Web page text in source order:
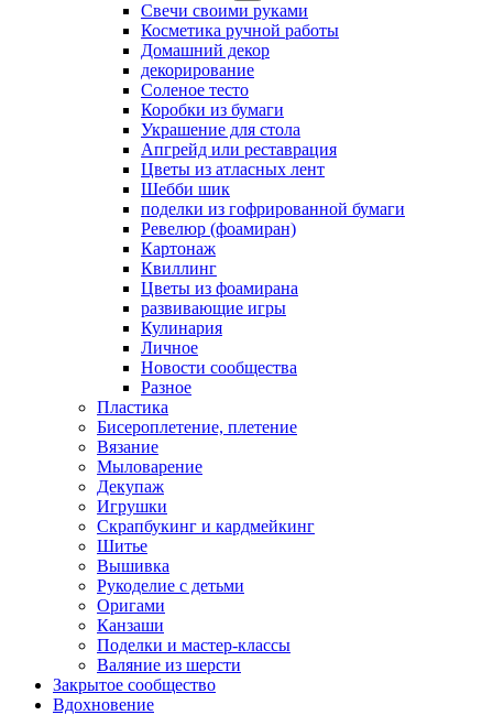
Свечи своими руками
Косметика ручной работы
Домашний декор
декорирование
Соленое тесто
Коробки из бумаги
Украшение для стола
Апгрейд или реставрация
Цветы из атласных лент
Шебби шик
поделки из гофрированной бумаги
Ревелюр (фоамиран)
Картонаж
Квиллинг
Цветы из фоамирана
развивающие игры
Кулинария
Личное
Новости сообщества
Разное
Пластика
Бисероплетение, плетение
Вязание
Мыловарение
Декупаж
Игрушки
Скрапбукинг и кардмейкинг
Шитье
Вышивка
Рукоделие с детьми
Оригами
Канзаши
Поделки и мастер-классы
Валяние из шерсти
Закрытое сообщество
Вдохновение